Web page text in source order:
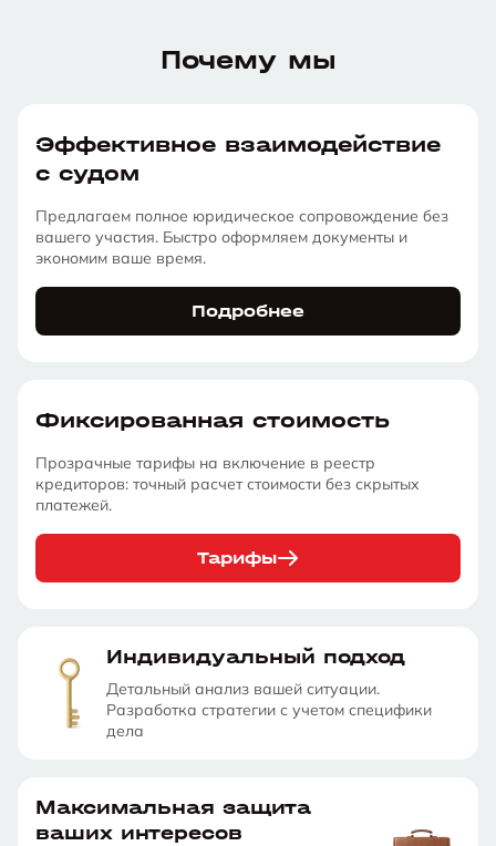
Почему мы
Эффективное взаимодействие
с судом
Предлагаем полное юридическое сопровождение без
вашего участия. Быстро оформляем документы и
экономим ваше время.
Подробнее
Фиксированная стоимость
Прозрачные тарифы на включение в реестр
кредиторов: точный расчет стоимости без скрытых
платежей.
Тарифы
Индивидуальный подход
Детальный анализ вашей ситуации.
Разработка стратегии с учетом специфики
дела
Максимальная защита
ваших интересов